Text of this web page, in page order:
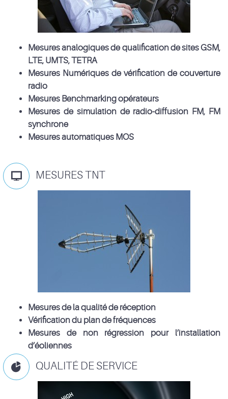
Mesures analogiques de qualification de sites GSM,
LTE, UMTS, TETRA
Mesures Numériques de vérification de couverture
radio
Mesures Benchmarking opérateurs
Mesures de simulation de radio-diffusion FM, FM
synchrone
Mesures automatiques MOS
 MESURES TNT
Mesures de la qualité de réception
Vérification du plan de fréquences
Mesures de non régression pour l’installation
d’éoliennes
 QUALITÉ DE SERVICE